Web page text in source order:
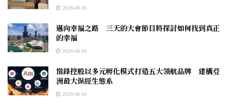
2026-06-16
邁向幸福之路 三天的大會節目將探討如何找到真正
的幸福
2026-06-16
嵿鋒控股以多元孵化模式打造五大領航品牌 建構亞
洲最大保經生態系
2026-06-16